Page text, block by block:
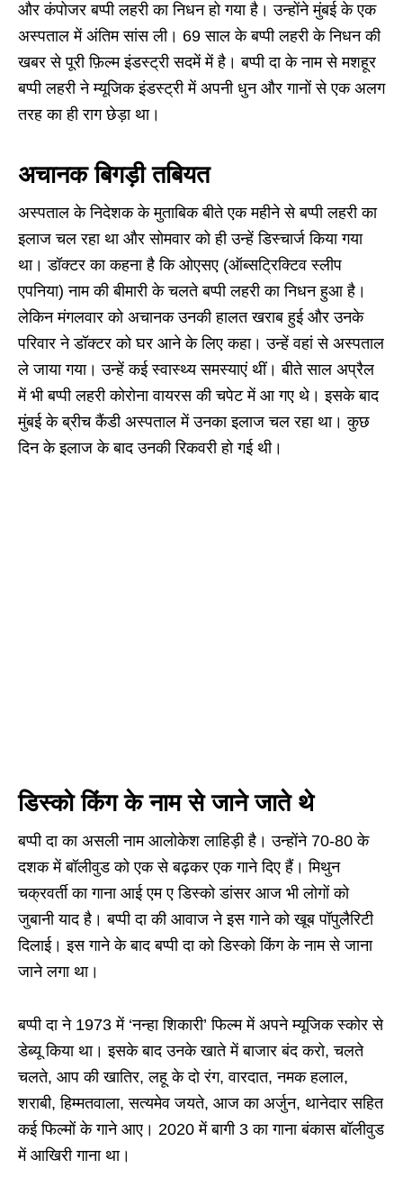
और कंपोजर बप्पी लहरी का निधन हो गया है। उन्होंने मुंबई के एक
अस्पताल में अंतिम सांस ली। 69 साल के बप्पी लहरी के निधन की
खबर से पूरी फ़िल्म इंडस्ट्री सदमें में है। बप्पी दा के नाम से मशहूर
बप्पी लहरी ने म्यूजिक इंडस्ट्री में अपनी धुन और गानों से एक अलग
तरह का ही राग छेड़ा था।
अचानक बिगड़ी तबियत
अस्पताल के निदेशक के मुताबिक बीते एक महीने से बप्पी लहरी का
इलाज चल रहा था और सोमवार को ही उन्हें डिस्चार्ज किया गया
था। डॉक्टर का कहना है कि ओएसए (ऑब्सट्रिक्टिव स्लीप
एपनिया) नाम की बीमारी के चलते बप्पी लहरी का निधन हुआ है।
लेकिन मंगलवार को अचानक उनकी हालत खराब हुई और उनके
परिवार ने डॉक्टर को घर आने के लिए कहा। उन्हें वहां से अस्पताल
ले जाया गया। उन्हें कई स्वास्थ्य समस्याएं थीं। बीते साल अप्रैल
में भी बप्पी लहरी कोरोना वायरस की चपेट में आ गए थे। इसके बाद
मुंबई के ब्रीच कैंडी अस्पताल में उनका इलाज चल रहा था। कुछ
दिन के इलाज के बाद उनकी रिकवरी हो गई थी।
डिस्को किंग के नाम से जाने जाते थे
बप्पी दा का असली नाम आलोकेश लाह‍िड़ी है। उन्होंने 70-80 के
दशक में बॉलीवुड को एक से बढ़कर एक गाने दिए हैं। मिथुन
चक्रवर्ती का गाना आई एम ए डिस्को डांसर आज भी लोगों को
जुबानी याद है। बप्पी दा की आवाज ने इस गाने को खूब पॉपुलैरिटी
दिलाई। इस गाने के बाद बप्पी दा को डिस्को किंग के नाम से जाना
जाने लगा था।
बप्पी दा ने 1973 में ‘नन्हा श‍िकारी’ फिल्म में अपने म्यूज‍िक स्कोर से
डेब्यू किया था। इसके बाद उनके खाते में बाजार बंद करो, चलते
चलते, आप की खात‍िर, लहू के दो रंग, वारदात, नमक हलाल,
शराबी, हिम्मतवाला, सत्यमेव जयते, आज का अर्जुन, थानेदार सहित
कई फिल्मों के गाने आए। 2020 में बागी 3 का गाना बंकास बॉलीवुड
में आख‍िरी गाना था।